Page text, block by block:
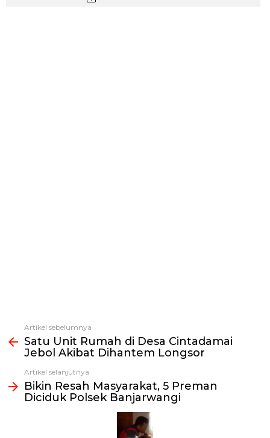
Lihat
selengkapnya
Artikel sebelumnya
Satu Unit Rumah di Desa Cintadamai
Jebol Akibat Dihantem Longsor
Artikel selanjutnya
Bikin Resah Masyarakat, 5 Preman
Diciduk Polsek Banjarwangi